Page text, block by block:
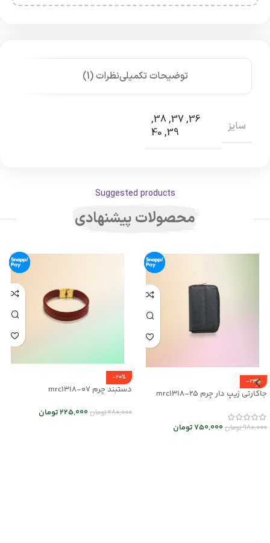
توضیحات تکمیلینظرات (1)
سایز 36
,
37
,
38
,
39
,
40
Suggested products
محصولات پیشنهادی
-23%
جاکارتی زیپ دار چرم mrc1318-25
980,000تومان750,000تومان
-20%
دستبند چرم mrc1318-07
280,000تومان225,000تومان